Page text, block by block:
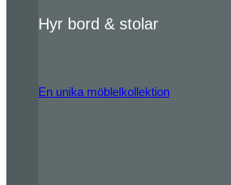
Hyr bord & stolar
En unika möblelkollektion